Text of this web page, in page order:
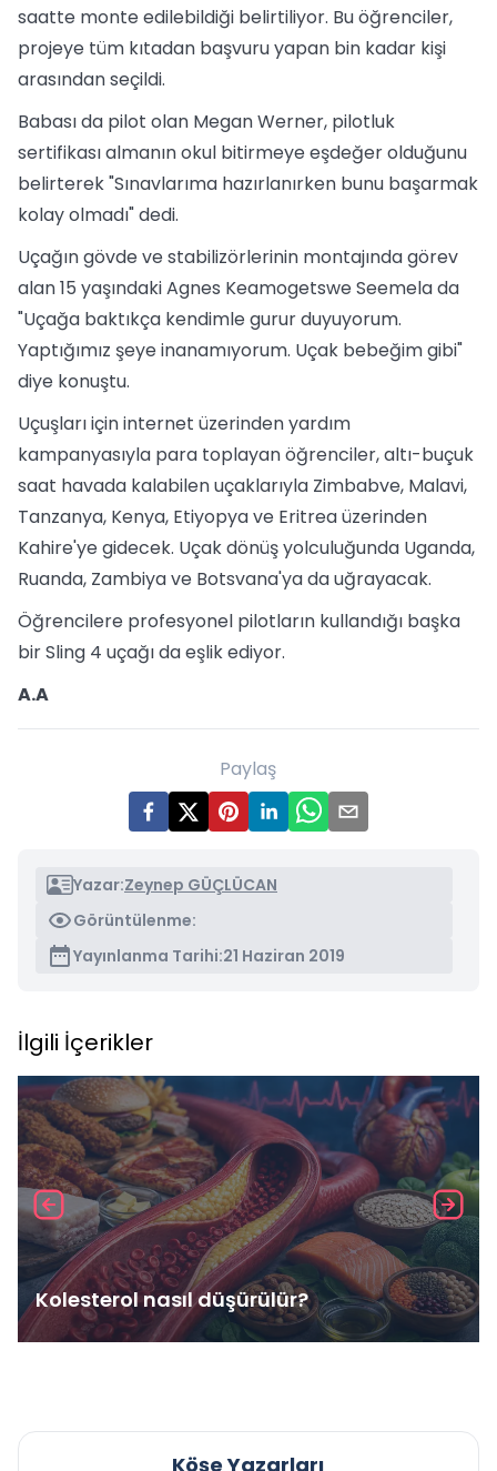
saatte monte edilebildiği belirtiliyor. Bu öğrenciler,
projeye tüm kıtadan başvuru yapan bin kadar kişi
arasından seçildi.
Babası da pilot olan Megan Werner, pilotluk
sertifikası almanın okul bitirmeye eşdeğer olduğunu
belirterek "Sınavlarıma hazırlanırken bunu başarmak
kolay olmadı" dedi.
Uçağın gövde ve stabilizörlerinin montajında görev
alan 15 yaşındaki Agnes Keamogetswe Seemela da
"Uçağa baktıkça kendimle gurur duyuyorum.
Yaptığımız şeye inanamıyorum. Uçak bebeğim gibi"
diye konuştu.
Uçuşları için internet üzerinden yardım
kampanyasıyla para toplayan öğrenciler, altı-buçuk
saat havada kalabilen uçaklarıyla Zimbabve, Malavi,
Tanzanya, Kenya, Etiyopya ve Eritrea üzerinden
Kahire'ye gidecek. Uçak dönüş yolculuğunda Uganda,
Ruanda, Zambiya ve Botsvana'ya da uğrayacak.
Öğrencilere profesyonel pilotların kullandığı başka
bir Sling 4 uçağı da eşlik ediyor.
A.A
Paylaş
Yazar:Zeynep GÜÇLÜCAN
Görüntülenme:
Yayınlanma Tarihi:21 Haziran 2019
İlgili İçerikler
Kolesterol nasıl düşürülür?
Köşe Yazarları